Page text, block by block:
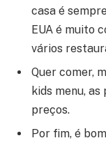
casa é
EUA é muito
vários
Quer comer,
kids menu,
preços.
Por fim, é